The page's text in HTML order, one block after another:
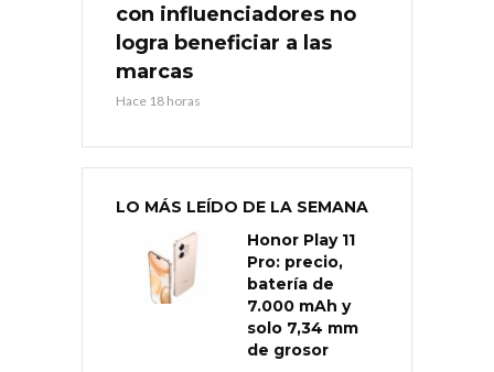
con influenciadores no
logra beneficiar a las
marcas
Hace 18 horas
LO MÁS LEÍDO DE LA SEMANA
Honor Play 11
Pro: precio,
batería de
7.000 mAh y
solo 7,34 mm
de grosor